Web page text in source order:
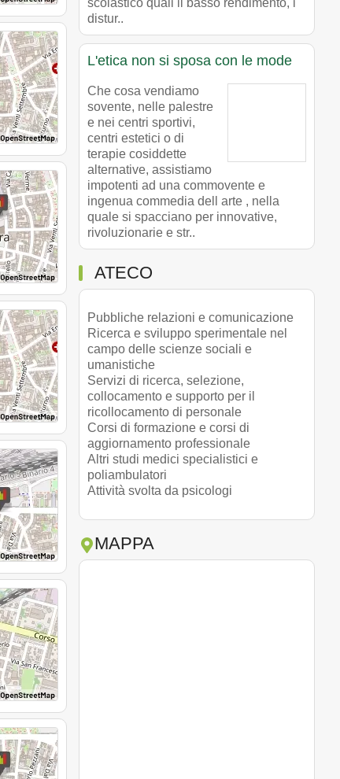
distur..
L'etica non si sposa con le mode
Che cosa vendiamo
sovente, nelle palestre
e nei centri sportivi,
centri estetici o di
terapie cosiddette
alternative, assistiamo
impotenti ad una commovente e
ingenua commedia dell arte , nella
quale si spacciano per innovative,
rivoluzionarie e str..
ATECO
Pubbliche relazioni e comunicazione
Ricerca e sviluppo sperimentale nel
campo delle scienze sociali e
umanistiche
Servizi di ricerca, selezione,
collocamento e supporto per il
ricollocamento di personale
Corsi di formazione e corsi di
aggiornamento professionale
Altri studi medici specialistici e
poliambulatori
Attività svolta da psicologi
MAPPA